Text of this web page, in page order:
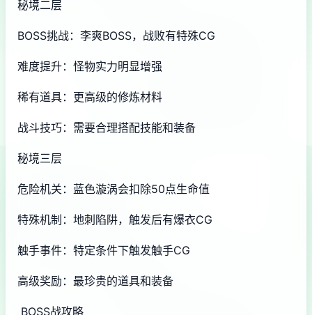
秘境二层
BOSS挑战：李爽BOSS，战败有特殊CG
难度提升：怪物实力明显增强
稀有道具：更高级的修炼材料
战斗技巧：需要合理搭配技能和装备
秘境三层
危险机关：蓝色漩涡会扣除50点生命值
特殊机制：地刺陷阱，触发后有爆衣CG
触手事件：特定条件下触发触手CG
高级奖励：最珍贵的道具和装备
BOSS战攻略